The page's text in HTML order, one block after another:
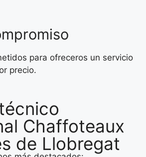
para ofreceros un servicio
precio.
Chaffoteaux
de Llobregat